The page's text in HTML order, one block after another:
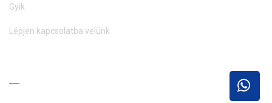
Gyik
Lépjen kapcsolatba velünk